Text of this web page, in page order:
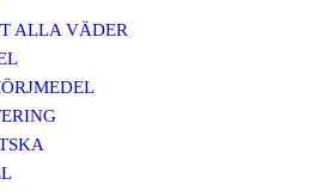
ALLA VÄDER